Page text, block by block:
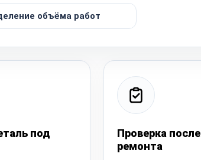
объёма работ
под
Проверка после
ремонта